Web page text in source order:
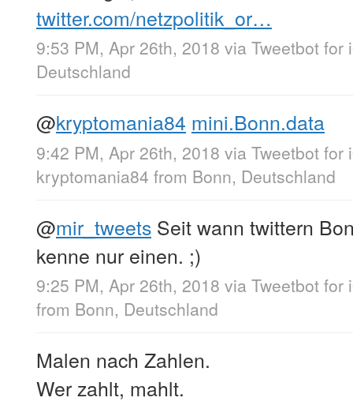
twitter.com/netzpolitik_or…
9:53 PM, Apr 26th, 2018 via Tweetbot for
Deutschland
@kryptomania84 mini.Bonn.data
9:42 PM, Apr 26th, 2018 via Tweetbot for
kryptomania84 from Bonn, Deutschland
@mir_tweets Seit wann twittern
kenne nur einen. ;)
9:25 PM, Apr 26th, 2018 via Tweetbot for
from Bonn, Deutschland
Malen nach Zahlen.
Wer zahlt, mahlt.